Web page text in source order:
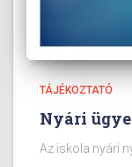
TÁJÉKOZTATÓ
Nyári
Az iskola nyári